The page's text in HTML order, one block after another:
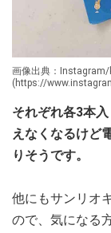
画像出典：
(https://
それぞれ各3本
えなくなるけど
りそうです。
他にもサンリオ
ので、気になる